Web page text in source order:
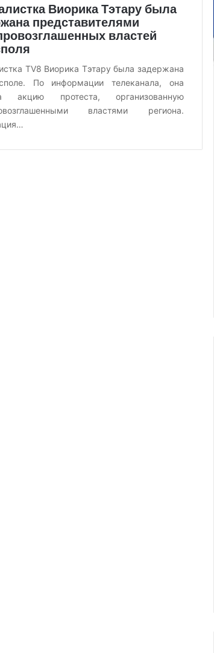
Виорика Тэтару была
представителями
властей
TV8 Виорика Тэтару была задержана
По информации телеканала, она
акцию протеста, организованную
властями региона.